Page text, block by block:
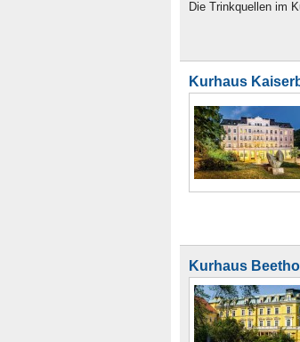
Die Trinkquellen im
Kurhaus
Kurhaus